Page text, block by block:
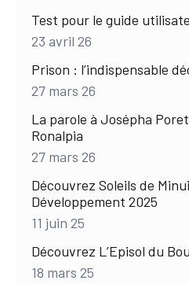
Test pour le guide
23 avril 26
Prison : l’indispensable
27 mars 26
La parole à Josépha
Ronalpia
27 mars 26
Découvrez Soleils de
Développement 2025
11 juin 25
Découvrez L’Episol du
18 mars 25